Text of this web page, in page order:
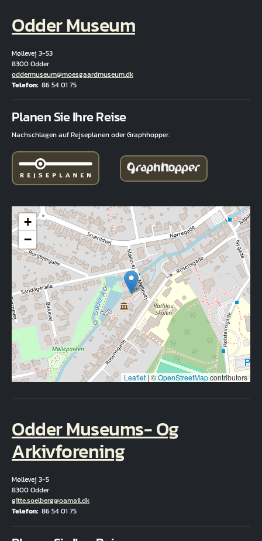
Odder Museum
Møllevej 3-53
8300 Odder
E-Mail
oddermuseum@moesgaardmuseum.dk
Telefon 86 54 01 75
Planen Sie Ihre Reise
Nachschlagen auf Rejseplanen oder Graphhopper.
+
−
Leaflet | ©OpenStreetMapcontributors
Odder Museums- Og
Arkivforening
Møllevej 3-5
8300 Odder
E-Mail
gitte.soelberg@oamail.dk
Telefon 86 54 01 75